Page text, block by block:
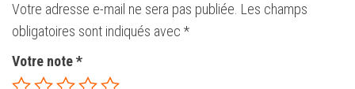
Votre adresse e-mail ne sera pas publiée. Les champs
obligatoires sont indiqués avec *
Votre note*